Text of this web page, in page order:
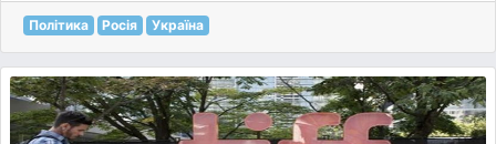
Політика Росія Україна